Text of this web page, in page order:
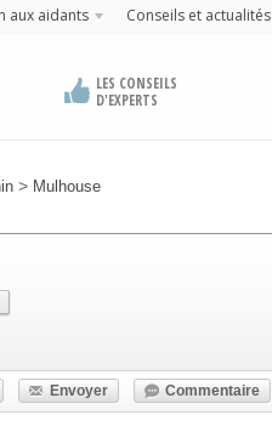
aux aidants Conseils et actualités
LES CONSEILS
D'EXPERTS
> Mulhouse
Envoyer Commentaire